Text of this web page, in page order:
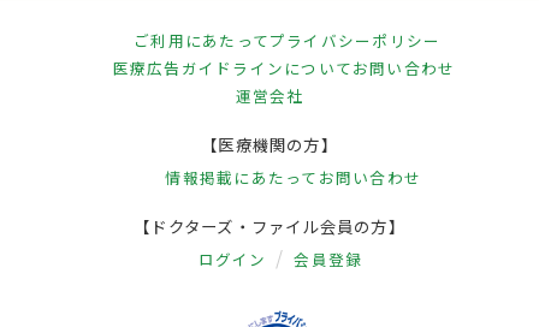
ご利用にあたってプライバシーポリシー
医療広告ガイドラインについてお問い合わせ
運営会社
【医療機関の方】
情報掲載にあたって お問い合わせ
【ドクターズ・ファイル会員の方】
ログイン 会員登録